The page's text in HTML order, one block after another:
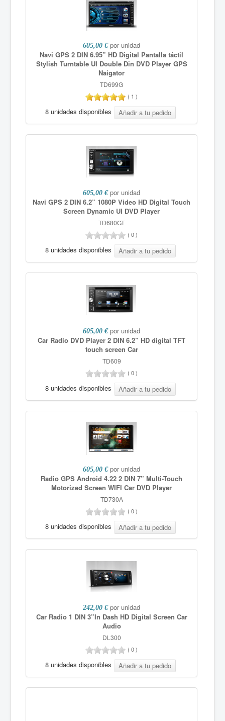
605,00 € por unidad
Navi GPS 2 DIN 6.95” HD Digital Pantalla táctil
Stylish Turntable UI Double Din DVD Player GPS
Naigator
TD699G
( 1)
8 unidades disponibles
605,00 € por unidad
Navi GPS 2 DIN 6.2” 1080P Video HD Digital Touch
Screen Dynamic UI DVD Player
TD680GT
( 0)
8 unidades disponibles
605,00 € por unidad
Car Radio DVD Player 2 DIN 6.2” HD digital TFT
touch screen Car
TD609
( 0)
8 unidades disponibles
605,00 € por unidad
Radio GPS Android 4.22 2 DIN 7” Multi-Touch
Motorized Screen WIFI Car DVD Player
TD730A
( 0)
8 unidades disponibles
242,00 € por unidad
Car Radio 1 DIN 3”In Dash HD Digital Screen Car
Audio
DL300
( 0)
8 unidades disponibles